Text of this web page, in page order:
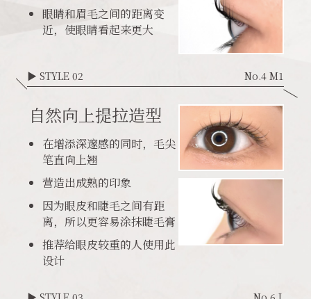
眼睛和眉毛之间的距离变
近，使眼睛看起来更大
▶ STYLE 02 No.4 M1
自然向上提拉造型
在增添深邃感的同时，毛尖
笔直向上翘
营造出成熟的印象
因为眼皮和睫毛之间有距
离，所以更容易涂抹睫毛膏
推荐给眼皮较重的人使用此
设计